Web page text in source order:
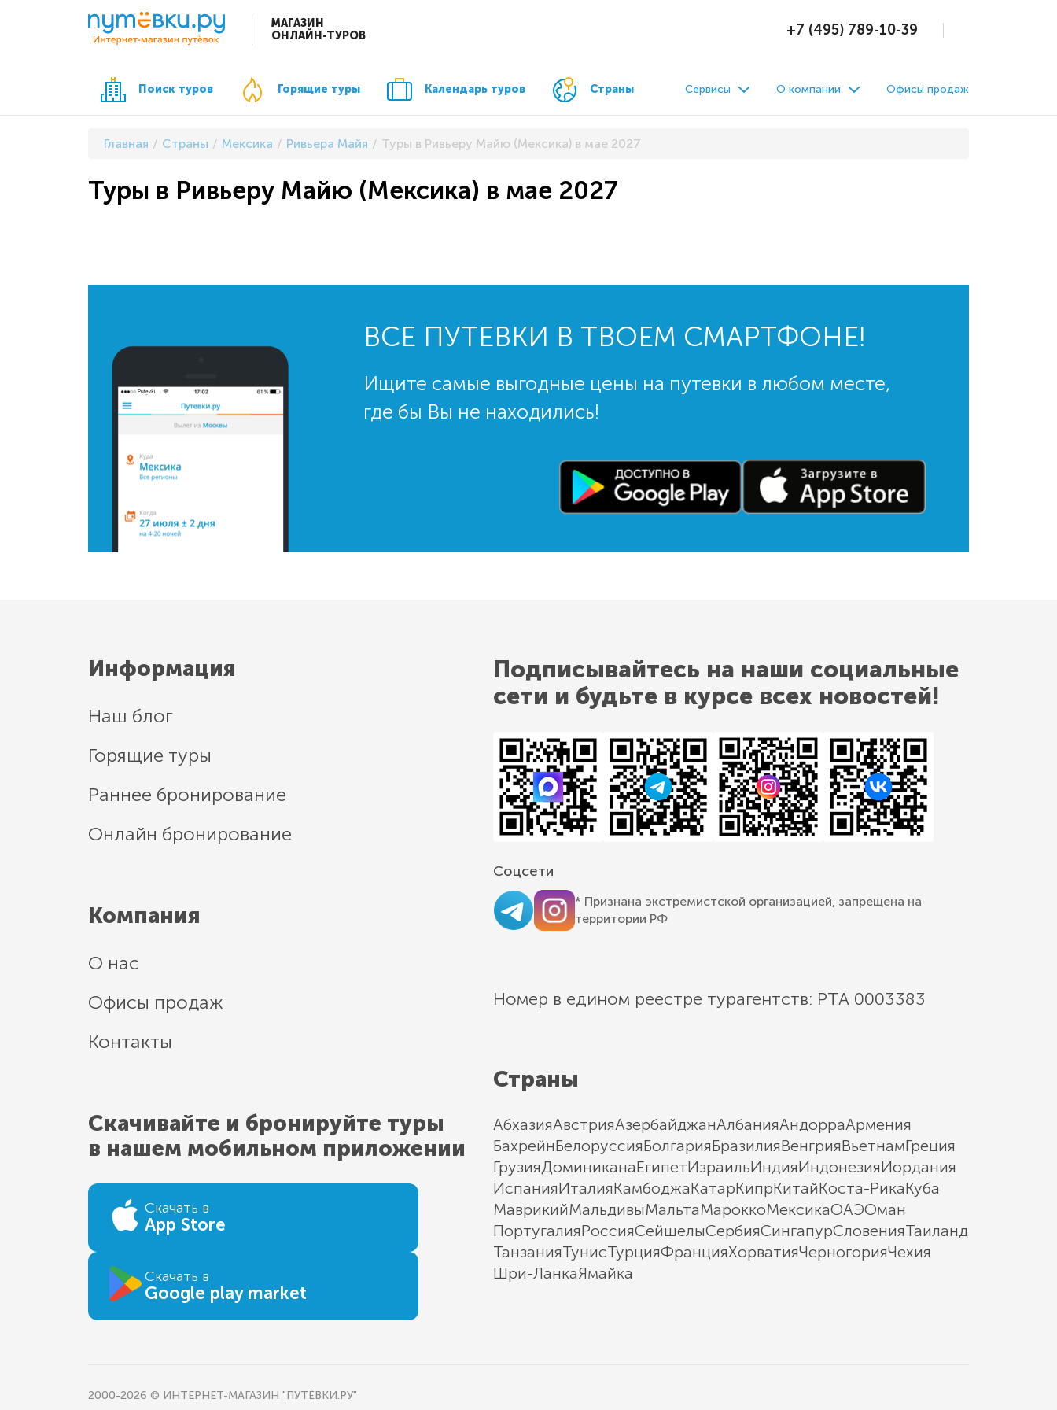
МАГАЗИН
ОНЛАЙН-ТУРОВ
+7 (495) 789-10-39
Поиск туров Горящие туры Календарь туров Страны Сервисы О компании Офисы продаж
Главная Страны Мексика Ривьера Майя Туры в Ривьеру Майю (Мексика) в мае 2027
Туры в Ривьеру Майю (Мексика) в мае 2027
ВСЕ ПУТЕВКИ В ТВОЕМ СМАРТФОНЕ!
Ищите самые выгодные цены на путевки в любом месте,
где бы Вы не находились!
Информация
Наш блог
Горящие туры
Раннее бронирование
Онлайн бронирование
Компания
О нас
Офисы продаж
Контакты
Скачивайте и бронируйте туры
в нашем мобильном приложении
Скачать в
App Store
Скачать в
Google play market
Подписывайтесь на наши социальные
сети и будьте в курсе всех новостей!
Соцсети
* Признана экстремистской организацией, запрещена на
территории РФ
Номер в едином реестре турагентств: РТА 0003383
Страны
АбхазияАвстрияАзербайджанАлбанияАндорраАрмения
БахрейнБелоруссияБолгарияБразилияВенгрияВьетнамГреция
ГрузияДоминиканаЕгипетИзраильИндияИндонезияИордания
ИспанияИталияКамбоджаКатарКипрКитайКоста-РикаКуба
МаврикийМальдивыМальтаМароккоМексикаОАЭОман
ПортугалияРоссияСейшелыСербияСингапурСловенияТаиланд
ТанзанияТунисТурцияФранцияХорватияЧерногорияЧехия
Шри-ЛанкаЯмайка
2000-2026 © ИНТЕРНЕТ-МАГАЗИН "ПУТЁВКИ.РУ"